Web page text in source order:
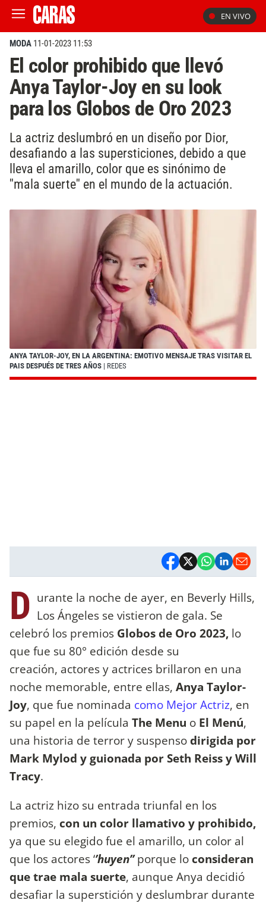
EN VIVO
MODA 11-01-2023 11:53
El color prohibido que llevó
Anya Taylor-Joy en su look
para los Globos de Oro 2023
La actriz deslumbró en un diseño por Dior,
desafiando a las supersticiones, debido a que
lleva el amarillo, color que es sinónimo de
''mala suerte'' en el mundo de la actuación.
ANYA TAYLOR-JOY, EN LA ARGENTINA: EMOTIVO MENSAJE TRAS VISITAR EL
PAIS DESPUÉS DE TRES AÑOS | REDES
D urante la noche de ayer, en Beverly Hills,
Los Ángeles se vistieron de gala. Se
celebró los premios Globos de Oro 2023, lo
que fue su 80° edición desde su
creación, actores y actrices brillaron en una
noche memorable, entre ellas, Anya Taylor-
Joy, que fue nominada como Mejor Actriz, en
su papel en la película The Menu o El Menú,
una historia de terror y suspensodirigida por
Mark Mylod y guionada por Seth Reiss y Will
Tracy.
La actriz hizo su entrada triunfal en los
premios, con un color llamativo y prohibido,
ya que su elegido fue el amarillo, un color al
que los actores ‘’huyen’’porque lo consideran
que trae mala suerte, aunque Anya decidió
desafiar la superstición y deslumbrar durante